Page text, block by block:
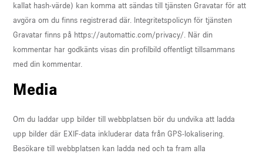
kallat hash-värde) kan komma att sändas till tjänsten Gravatar för att
avgöra om du finns registrerad där. Integritetspolicyn för tjänsten
Gravatar finns på https://automattic.com/privacy/. När din
kommentar har godkänts visas din profilbild offentligt tillsammans
med din kommentar.
Media
Om du laddar upp bilder till webbplatsen bör du undvika att ladda
upp bilder där EXIF-data inkluderar data från GPS-lokalisering.
Besökare till webbplatsen kan ladda ned och ta fram alla